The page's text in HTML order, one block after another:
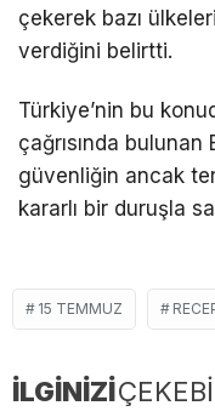
çekerek bazı
verdiğini belirtti.
Türkiye’nin bu
çağrısında
güvenliğin ancak
kararlı bir duruşla
15 TEMMUZ
İLGİNİZİ